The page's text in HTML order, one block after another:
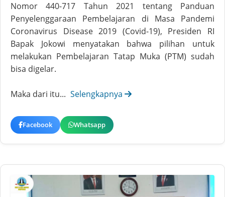
Nomor 440-717 Tahun 2021 tentang Panduan
Penyelenggaraan Pembelajaran di Masa Pandemi
Coronavirus Disease 2019 (Covid-19), Presiden RI
Bapak Jokowi menyatakan bahwa pilihan untuk
melakukan Pembelajaran Tatap Muka (PTM) sudah
bisa digelar.
Maka dari itu... Selengkapnya
Facebook Whatsapp